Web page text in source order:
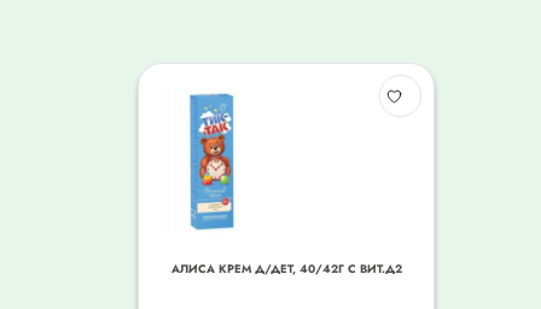
АЛИСА КРЕМ Д/ДЕТ, 40/42Г С ВИТ.Д2